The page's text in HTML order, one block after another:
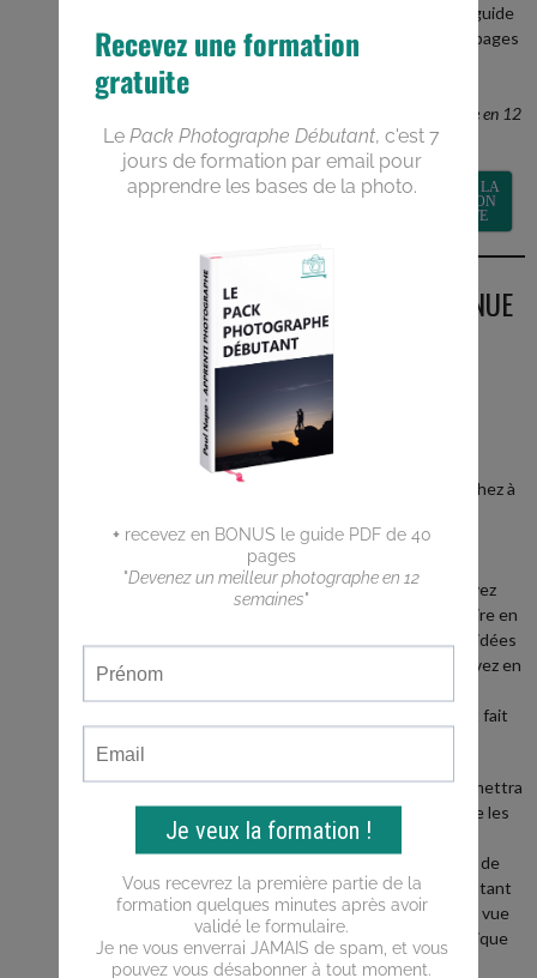
BONUS le guide
PDF de 40 pages
photographe en 12
semaines
RECEVOIR LA
FORMATION
GRATUITE
BIENVENUE
Vous cherchez à
meilleures
Vous n'arrivez
pas a traduire en
photos les idées
que vous avez en
Ce blog est fait
Il vous permettra
d'apprendre les
photo, puis de
progresser tant
du point de vue
de la technique
que de la